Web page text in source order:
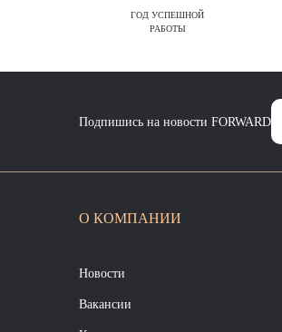
ГОД УСПЕШНОЙ
РАБОТЫ
Подпишись на новости FORWARD
О КОМПАНИИ
Новости
Вакансии